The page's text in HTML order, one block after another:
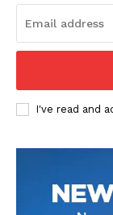
I've read and